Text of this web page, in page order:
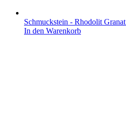
Schmuckstein - Rhodolit Granat
In den Warenkorb